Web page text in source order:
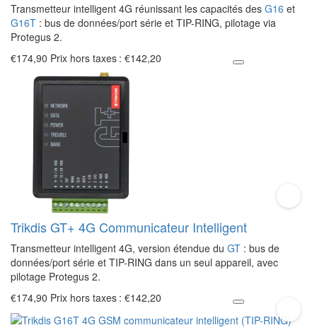
Transmetteur intelligent 4G réunissant les capacités des G16 et
G16T : bus de données/port série et TIP-RING, pilotage via
Protegus 2.
€174,90 Prix hors taxes : €142,20
Trikdis GT+ 4G Communicateur Intelligent
Transmetteur intelligent 4G, version étendue du GT : bus de
données/port série et TIP-RING dans un seul appareil, avec
pilotage Protegus 2.
€174,90 Prix hors taxes : €142,20